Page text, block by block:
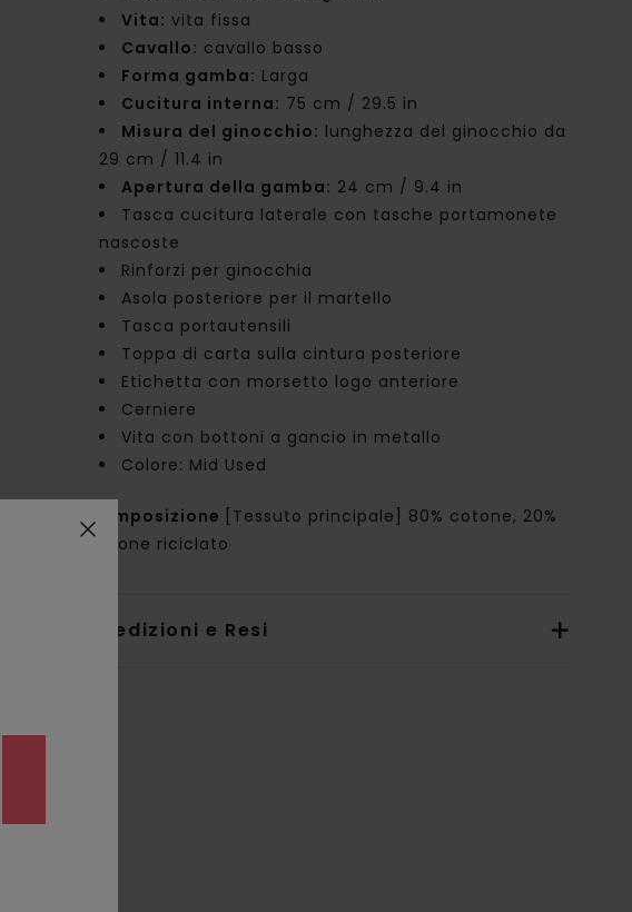
Vita: vita fissa
Cavallo: cavallo basso
Forma gamba: Larga
Cucitura interna: 75 cm / 29.5 in
Misura del ginocchio: lunghezza del ginocchio da
29 cm / 11.4 in
Apertura della gamba: 24 cm / 9.4 in
Tasca cucitura laterale con tasche portamonete
nascoste
Rinforzi per ginocchia
Asola posteriore per il martello
Tasca portautensili
Toppa di carta sulla cintura posteriore
Etichetta con morsetto logo anteriore
Cerniere
Vita con bottoni a gancio in metallo
Colore: Mid Used
Composizione
[Tessuto principale] 80% cotone, 20%
cotone riciclato
Spedizioni e Resi